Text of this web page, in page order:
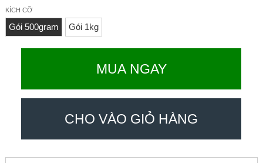
KÍCH CỠ
Gói 500gram Gói 1kg
MUA NGAY
CHO VÀO GIỎ HÀNG